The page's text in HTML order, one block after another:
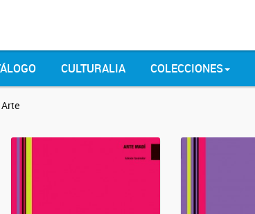
CULTURALIA COLECCIONES
Arte